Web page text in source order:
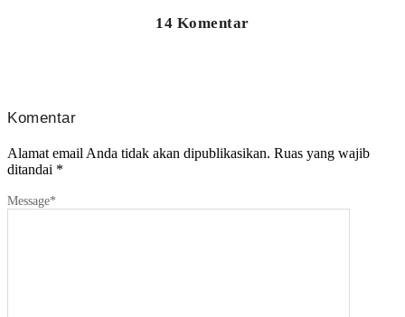
14 Komentar
Komentar
Alamat email Anda tidak akan dipublikasikan. Ruas yang wajib
ditandai *
Message*